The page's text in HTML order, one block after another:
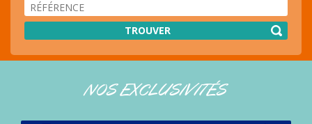
NOS
HONORAIRES
AVEC
NOS EXCLUSIVITÉS